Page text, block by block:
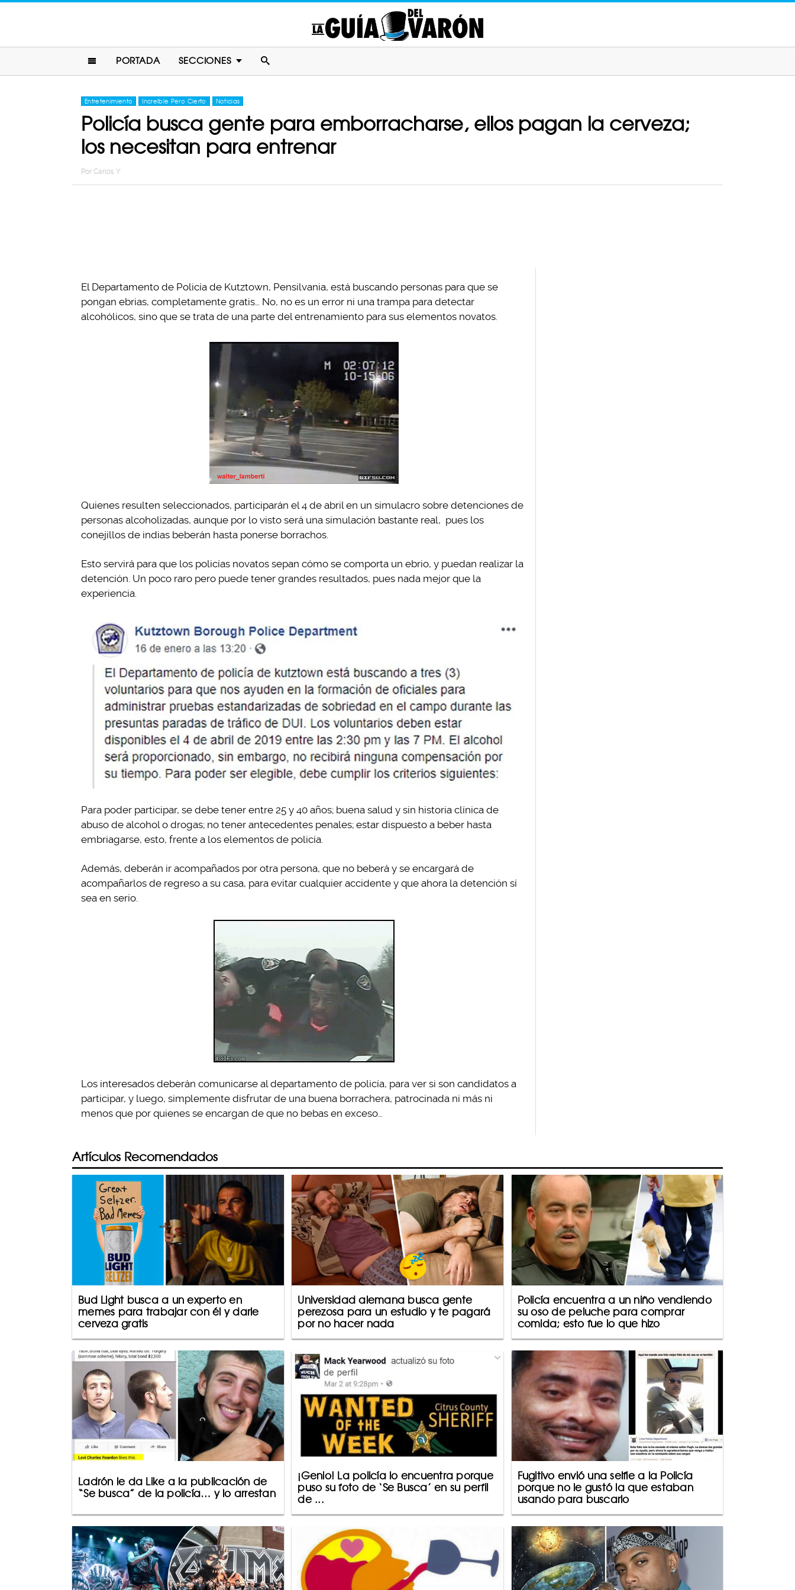
PORTADA SECCIONES
Entretenimiento Increíble Pero Cierto Noticias
Policía busca gente para emborracharse, ellos pagan la cerveza;
los necesitan para entrenar
Por Carlos Y
El Departamento de Policía de Kutztown, Pensilvania, está buscando personas para que se
pongan ebrias, completamente gratis… No, no es un error ni una trampa para detectar
alcohólicos, sino que se trata de una parte del entrenamiento para sus elementos novatos.
Quienes resulten seleccionados, participarán el 4 de abril en un simulacro sobre detenciones de
personas alcoholizadas, aunque por lo visto será una simulación bastante real, pues los
conejillos de indias beberán hasta ponerse borrachos.
Esto servirá para que los policías novatos sepan cómo se comporta un ebrio, y puedan realizar la
detención. Un poco raro pero puede tener grandes resultados, pues nada mejor que la
experiencia.
Para poder participar, se debe tener entre 25 y 40 años; buena salud y sin historia clínica de
abuso de alcohol o drogas; no tener antecedentes penales; estar dispuesto a beber hasta
embriagarse, esto, frente a los elementos de policía.
Además, deberán ir acompañados por otra persona, que no beberá y se encargará de
acompañarlos de regreso a su casa, para evitar cualquier accidente y que ahora la detención sí
sea en serio.
Los interesados deberán comunicarse al departamento de policía, para ver si son candidatos a
participar, y luego, simplemente disfrutar de una buena borrachera, patrocinada ni más ni
menos que por quienes se encargan de que no bebas en exceso…
Artículos Recomendados
Bud Light busca a un experto en
memes para trabajar con él y darle
cerveza gratis
Universidad alemana busca gente
perezosa para un estudio y te pagará
por no hacer nada
Policía encuentra a un niño vendiendo
su oso de peluche para comprar
comida; esto fue lo que hizo
Ladrón le da Like a la publicación de
“Se busca” de la policía… y lo arrestan
¡Genio! La policía lo encuentra porque
puso su foto de ‘Se Busca’ en su perfil
de ...
Fugitivo envió una selfie a la Policía
porque no le gustó la que estaban
usando para buscarlo